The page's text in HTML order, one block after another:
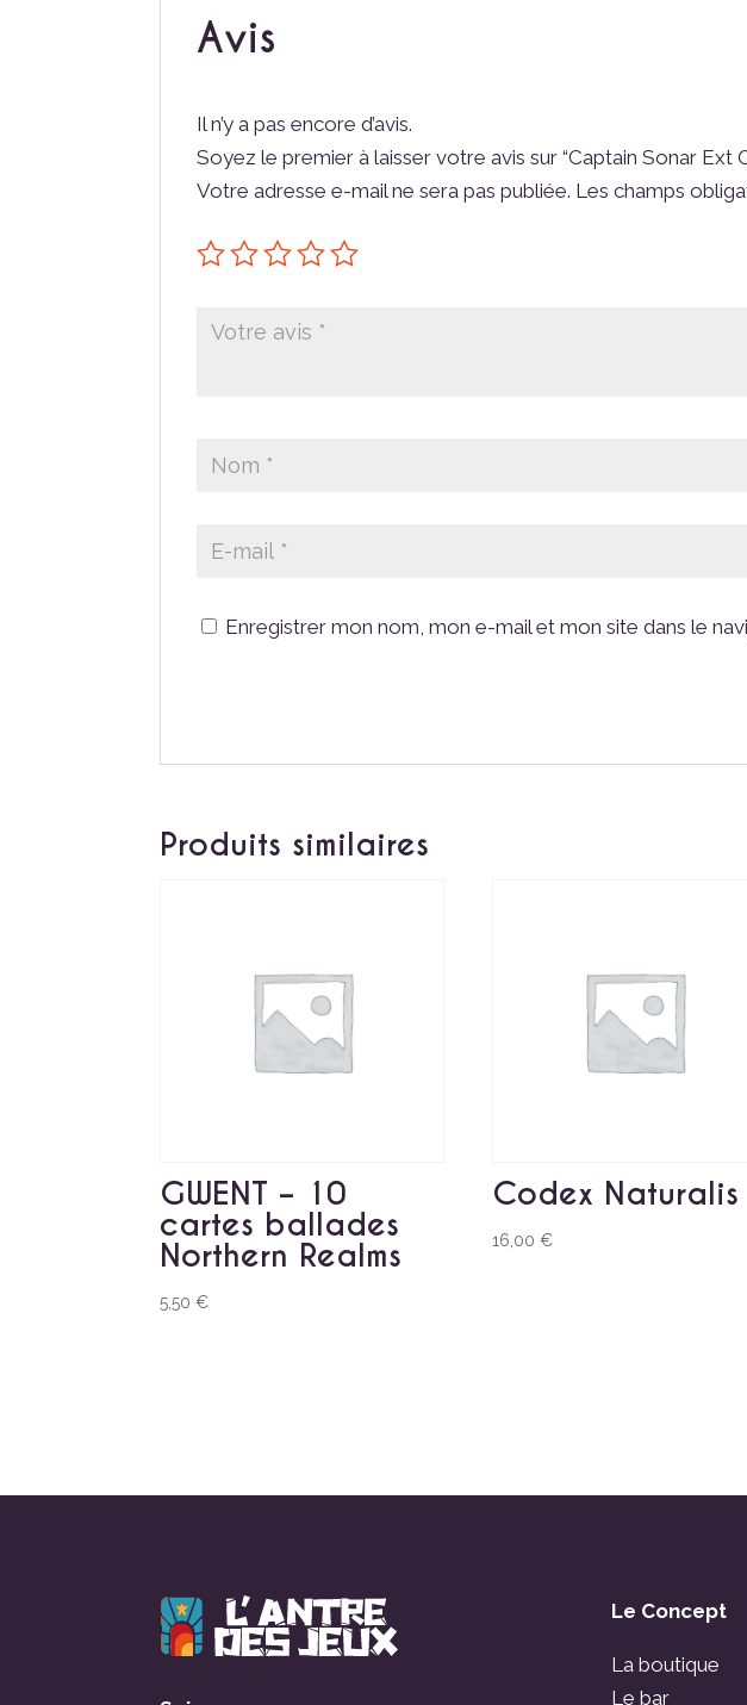
Avis
Il n’y a pas encore d’avis.
Soyez le premier à laisser votre avis sur “Captain Sonar Ext
Votre adresse e-mail ne sera pas publiée. Les champs
Enregistrer mon nom, mon e-mail et mon site dans le
Produits similaires
GWENT – 10
cartes ballades
Northern Realms
5,50€
Codex Naturalis
16,00€
Le Concept
La boutique
Le bar